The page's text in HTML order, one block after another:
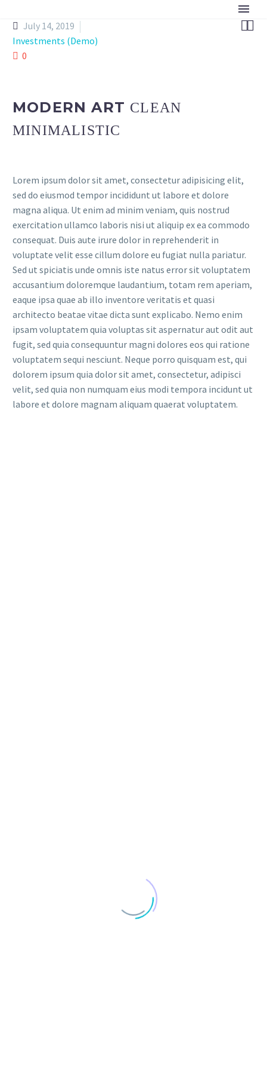

July 14, 2019
Investments (Demo)
0
MODERN ART CLEAN
MINIMALISTIC
Lorem ipsum dolor sit amet, consectetur adipisicing elit,
sed do eiusmod tempor incididunt ut labore et dolore
magna aliqua. Ut enim ad minim veniam, quis nostrud
exercitation ullamco laboris nisi ut aliquip ex ea commodo
consequat. Duis aute irure dolor in reprehenderit in
voluptate velit esse cillum dolore eu fugiat nulla pariatur.
Sed ut spiciatis unde omnis iste natus error sit voluptatem
accusantium doloremque laudantium, totam rem aperiam,
eaque ipsa quae ab illo inventore veritatis et quasi
architecto beatae vitae dicta sunt explicabo. Nemo enim
ipsam voluptatem quia voluptas sit aspernatur aut odit aut
fugit, sed quia consequuntur magni dolores eos qui ratione
voluptatem sequi nesciunt. Neque porro quisquam est, qui
dolorem ipsum quia dolor sit amet, consectetur, adipisci
velit, sed quia non numquam eius modi tempora incidunt ut
labore et dolore magnam aliquam quaerat voluptatem.